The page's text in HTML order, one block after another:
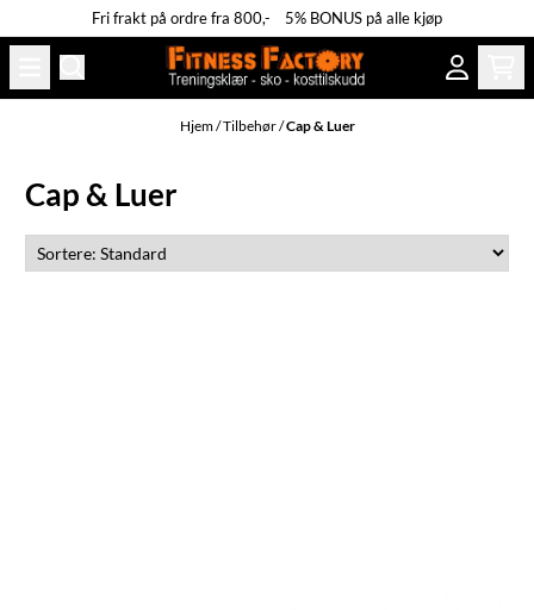
Hopp til innholdFri frakt på ordre fra 800,- 5% BONUS på alle kjøp
Hjem/Tilbehør/Cap & Luer
Cap & Luer